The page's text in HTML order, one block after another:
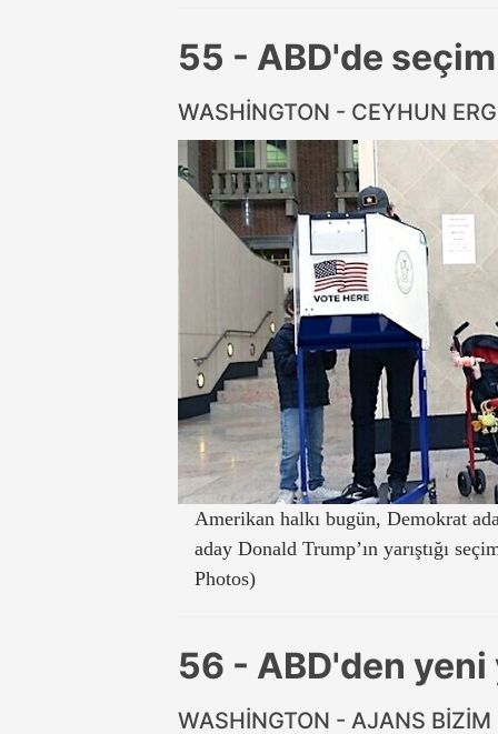
55 - ABD'de
WASHİNGTON - CEYHUN
Amerikan halkı bugün, Demokrat
aday Donald Trump’ın yarıştığı
Photos)
56 - ABD'den yeni
WASHİNGTON - AJANS BİZİM